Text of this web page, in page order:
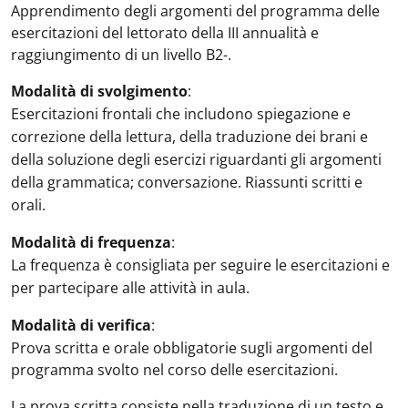
Apprendimento degli argomenti del programma delle
esercitazioni del lettorato della III annualità e
raggiungimento di un livello B2-.
Modalità di svolgimento:
Esercitazioni frontali che includono spiegazione e
correzione della lettura, della traduzione dei brani e
della soluzione degli esercizi riguardanti gli argomenti
della grammatica; conversazione. Riassunti scritti e
orali.
Modalità di frequenza:
La frequenza è consigliata per seguire le esercitazioni e
per partecipare alle attività in aula.
Modalità di verifica:
Prova scritta e orale obbligatorie sugli argomenti del
programma svolto nel corso delle esercitazioni.